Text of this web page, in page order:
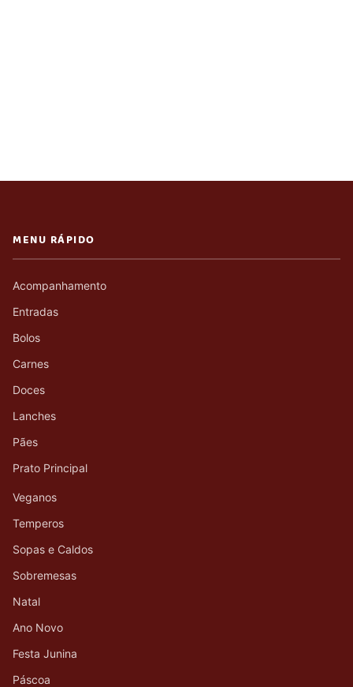
MENU RÁPIDO
Acompanhamento
Entradas
Bolos
Carnes
Doces
Lanches
Pães
Prato Principal
Veganos
Temperos
Sopas e Caldos
Sobremesas
Natal
Ano Novo
Festa Junina
Páscoa